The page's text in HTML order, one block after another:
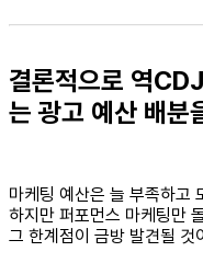
결론적으로 역
는 광고 예산 배분
마케팅 예산은 늘 부족하고
하지만 퍼포먼스 마케팅만
그 한계점이 금방 발견될 것